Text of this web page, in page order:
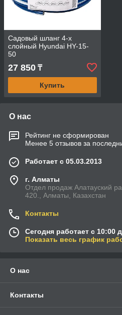
Садовый шланг 4-х
слойный Hyundai HY-15-
50
27 850 ₸
Купить
О нас
Рейтинг не сформирован
Менее 5 отзывов за
Работает с 05.03.2013
г. Алматы
Отдел продаж Алатауский
420., Алматы, Казахстан
Контакты
Сегодня работает с 10:00
Показать весь график
О нас
Контакты